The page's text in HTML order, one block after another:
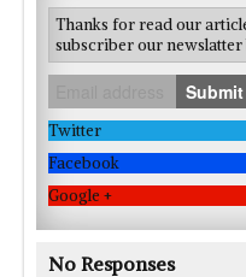
Thanks for read our
subscriber our
Submit
Twitter
Facebook
Google +
No Responses